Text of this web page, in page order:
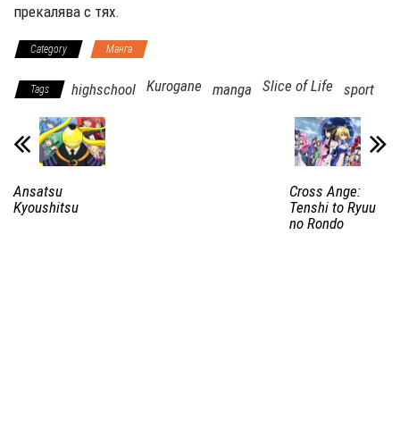
прекалява с тях.
Category Манга
Tags highschool Kurogane manga Slice of Life sport
Ansatsu
Kyoushitsu
Cross Ange:
Tenshi to Ryuu
no Rondo